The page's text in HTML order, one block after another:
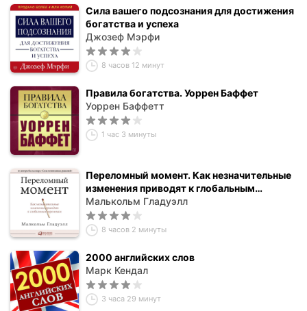
Сила вашего подсознания для достижения
богатства и успеха
Джозеф Мэрфи
8 часов 12 минут
Правила богатства. Уоррен Баффет
Уоррен Баффетт
1 час 3 минуты
Переломный момент. Как незначительные
изменения приводят к глобальным
переменам
Малькольм Гладуэлл
8 часов 2 минуты
2000 английских слов
Марк Кендал
3 часа 29 минут